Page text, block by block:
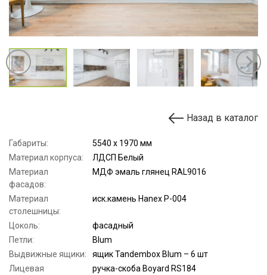
Назад в каталог
Габариты:
5540 х 1970 мм
Материал корпуса:
ЛДСП Белый
Материал
фасадов:
МДФ эмаль глянец RAL9016
Материал
столешницы:
иск.камень Hanex P-004
Цоколь:
фасадный
Петли:
Blum
Выдвижные ящики:
ящик Tandembox Blum – 6 шт
Лицевая
ручка-скоба Boyard RS184